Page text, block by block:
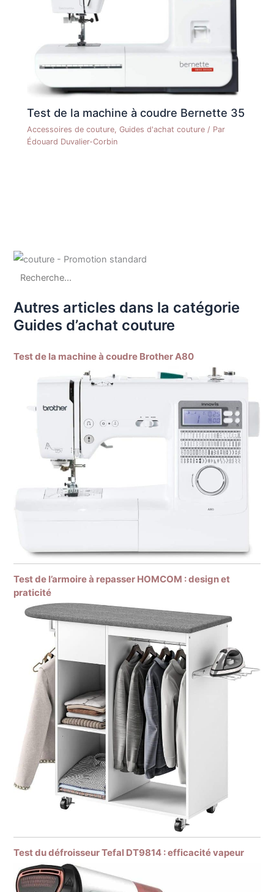
Test de la machine à coudre Bernette 35
Accessoires de couture,Guides d'achat couture / Par
Édouard Duvalier-Corbin
Autres articles dans la catégorie
Guides d’achat couture
Test de la machine à coudre Brother A80
Test de l’armoire à repasser HOMCOM : design et
praticité
Test du défroisseur Tefal DT9814 : efficacité vapeur